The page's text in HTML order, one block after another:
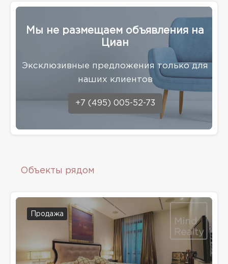
Мы не размещаем объявления на
Циан
Эксклюзивные предложения только для
наших клиентов
+7 (495) 005-52-73
Объекты рядом
Продажа